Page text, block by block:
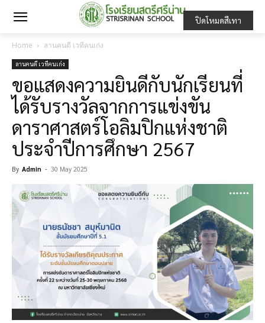
Home ลานคนดี เวทีคนเก่ง
ลานคนดี เวทีคนเก่ง
ขอแสดงความยินดีกับนักเรียนที่
ได้รับรางวัลจากการแข่งขัน
ดาราศาสตร์โอลิมปิกแห่งชาติ
ประจำปีการศึกษา 2567
By Admin - 30 May 2025
ปิดโหมดสีเทา